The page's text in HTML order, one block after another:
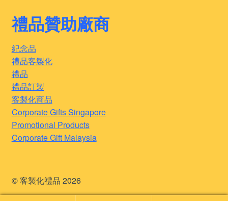
禮品贊助廠商
紀念品
禮品客製化
禮品
禮品訂製
客製化商品
Corporate Gifts Singapore
Promotional Products
Corporate Gift Malaysia
© 客製化禮品 2026
.